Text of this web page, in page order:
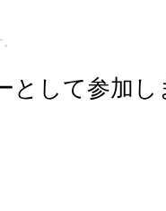
して参加し